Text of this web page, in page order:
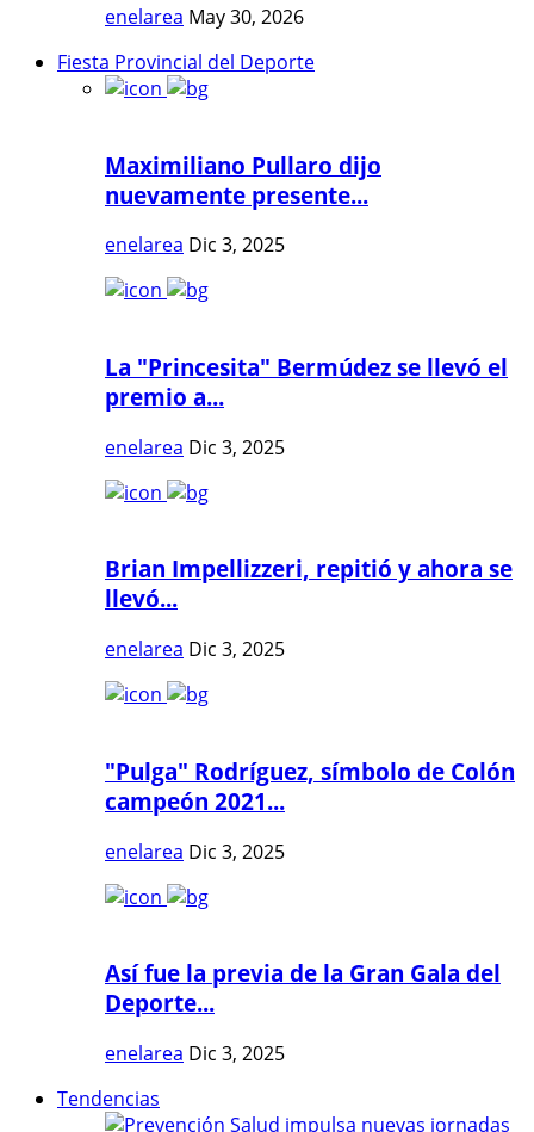
enelarea May 30, 2026
Fiesta Provincial del Deporte
Maximiliano Pullaro dijo
nuevamente presente...
enelarea Dic 3, 2025
La "Princesita" Bermúdez se llevó el
premio a...
enelarea Dic 3, 2025
Brian Impellizzeri, repitió y ahora se
llevó...
enelarea Dic 3, 2025
"Pulga" Rodríguez, símbolo de Colón
campeón 2021...
enelarea Dic 3, 2025
Así fue la previa de la Gran Gala del
Deporte...
enelarea Dic 3, 2025
Tendencias